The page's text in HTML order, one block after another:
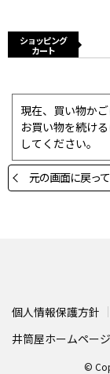
ショッピング
カート
現在、買い物か
お買い物を続け
してください。
元の画面に戻っ
個人情報保護方針
井筒屋ホームペー
©